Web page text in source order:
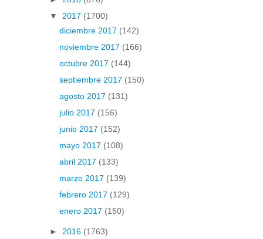
▼ 2017 (1700)
diciembre 2017 (142)
noviembre 2017 (166)
octubre 2017 (144)
septiembre 2017 (150)
agosto 2017 (131)
julio 2017 (156)
junio 2017 (152)
mayo 2017 (108)
abril 2017 (133)
marzo 2017 (139)
febrero 2017 (129)
enero 2017 (150)
► 2016 (1763)